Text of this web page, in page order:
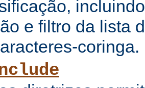
e filtro da lista
coringa.